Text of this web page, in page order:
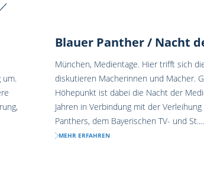
um.
Blauer Panther / Nacht
München, Medientage. Hier trifft sich
diskutieren Macherinnen und Macher.
Höhepunkt ist dabei die Nacht der
Jahren in Verbindung mit der
Panthers, dem Bayerischen TV- und St....
MEHR ERFAHREN